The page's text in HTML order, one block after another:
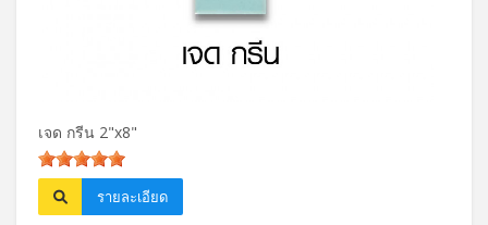
เจด กรีน 2"x8"
รายละเอียด